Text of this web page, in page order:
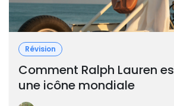
Révision
Comment Ralph Lauren
une icône mondiale